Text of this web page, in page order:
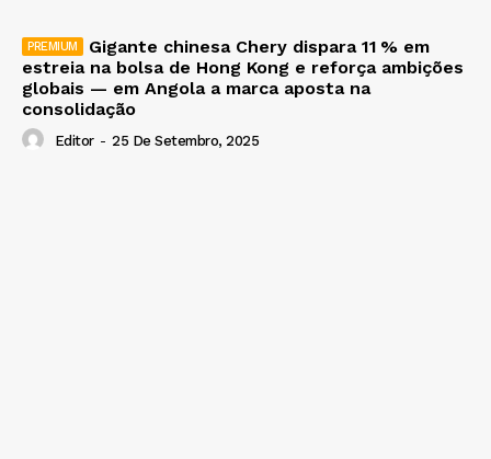
Gigante chinesa Chery dispara 11 % em
estreia na bolsa de Hong Kong e reforça ambições
globais — em Angola a marca aposta na
consolidação
Editor - 25 De Setembro, 2025